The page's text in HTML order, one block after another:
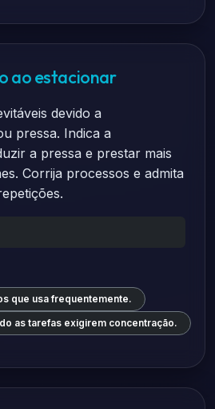
ao estacionar
devido a
pressa. Indica a
a pressa e prestar mais
Corrija processos e admita
que usa frequentemente.
as tarefas exigirem concentração.